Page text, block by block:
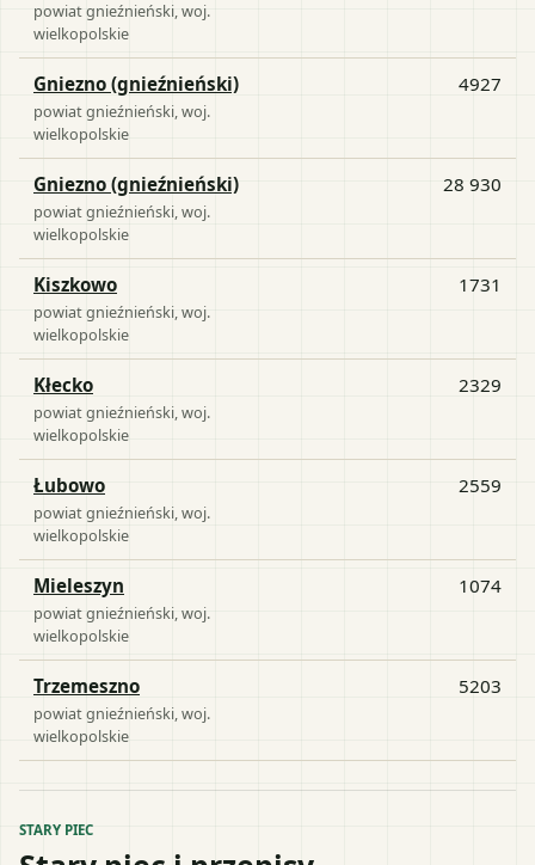
powiatgnieźnieński , woj.
wielkopolskie
Gniezno (gnieźnieński)
powiatgnieźnieński , woj.
wielkopolskie
4927
Gniezno (gnieźnieński)
powiatgnieźnieński , woj.
wielkopolskie
28 930
Kiszkowo
powiatgnieźnieński , woj.
wielkopolskie
1731
Kłecko
powiatgnieźnieński , woj.
wielkopolskie
2329
Łubowo
powiatgnieźnieński , woj.
wielkopolskie
2559
Mieleszyn
powiatgnieźnieński , woj.
wielkopolskie
1074
Trzemeszno
powiatgnieźnieński , woj.
wielkopolskie
5203
STARY PIEC